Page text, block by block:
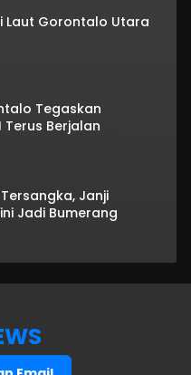
Laut Gorontalo Utara
Tegaskan
Terus Berjalan
Janji
Jadi Bumerang